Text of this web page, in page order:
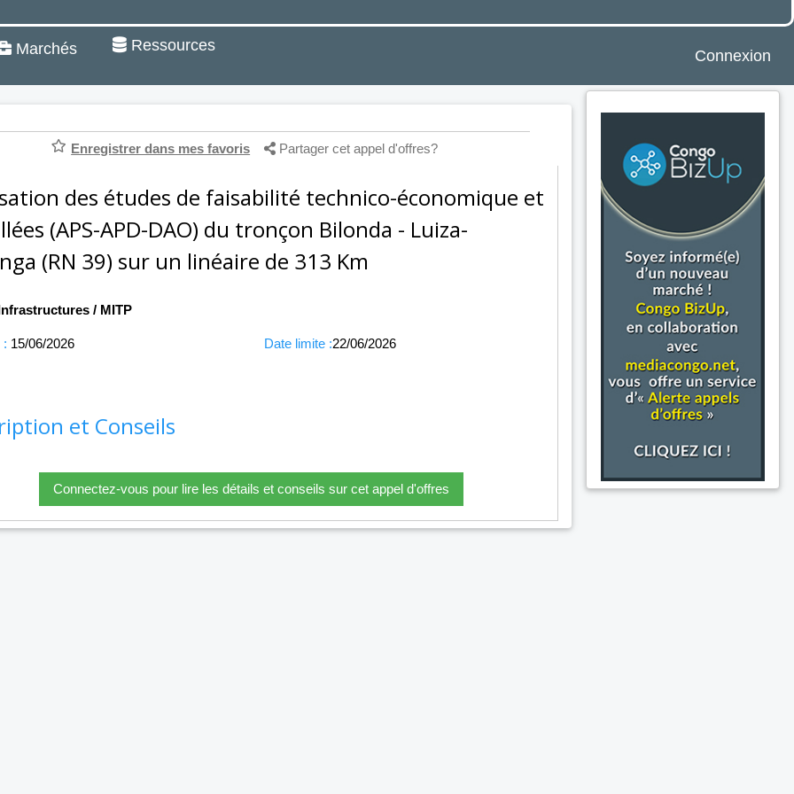
Marchés Ressources
Connexion
Enregistrer dans mes favoris Partager cet appel d'offres?
des études de faisabilité technico-économique et
(APS-APD-DAO) du tronçon Bilonda - Luiza-
(RN 39) sur un linéaire de 313 Km
/ MITP
: 15/06/2026 Date limite :22/06/2026
et Conseils
Connectez-vous pour lire les détails et conseils sur cet appel d'offres